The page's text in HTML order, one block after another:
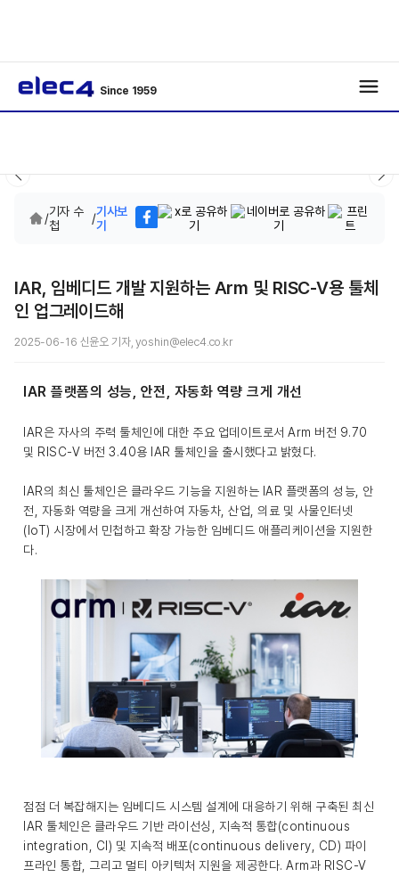
Since 1959
/기자 수
첩
/기사보
기
IAR, 임베디드 개발 지원하는 Arm 및 RISC-V용 툴체
인 업그레이드해
2025-06-16 신윤오 기자, yoshin@elec4.co.kr
IAR 플랫폼의 성능, 안전, 자동화 역량 크게 개선
IAR은 자사의 주력 툴체인에 대한 주요 업데이트로서 Arm 버전 9.70
및 RISC-V 버전 3.40용 IAR 툴체인을 출시했다고 밝혔다.
IAR의 최신 툴체인은 클라우드 기능을 지원하는 IAR 플랫폼의 성능, 안
전, 자동화 역량을 크게 개선하여 자동차, 산업, 의료 및 사물인터넷
(IoT) 시장에서 민첩하고 확장 가능한 임베디드 애플리케이션을 지원한
다.
점점 더 복잡해지는 임베디드 시스템 설계에 대응하기 위해 구축된 최신
IAR 툴체인은 클라우드 기반 라이선싱, 지속적 통합(continuous
integration, CI) 및 지속적 배포(continuous delivery, CD) 파이
프라인 통합, 그리고 멀티 아키텍처 지원을 제공한다. Arm과 RISC-V